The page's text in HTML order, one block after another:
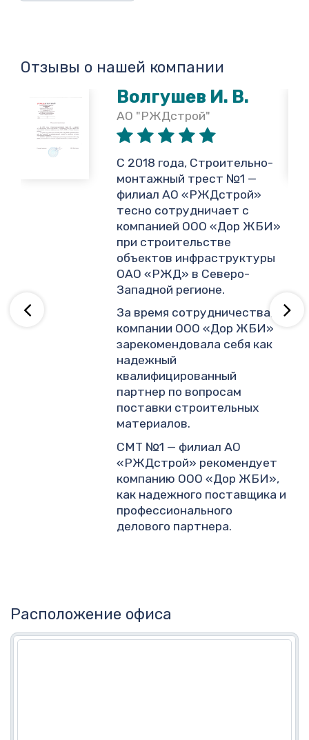
Отзывы о нашей компании
Волгушев И. В.
АО "РЖДстрой"
С 2018 года, Строительно-
монтажный трест №1 —
филиал АО «РЖДстрой»
тесно сотрудничает с
компанией ООО «Дор ЖБИ»
при строительстве
объектов инфраструктуры
ОАО «РЖД» в Северо-
Западной регионе.
За время сотрудничества,
компании ООО «Дор ЖБИ»
зарекомендовала себя как
надежный
квалифицированный
партнер по вопросам
поставки строительных
материалов.
СМТ №1 — филиал АО
«РЖДстрой» рекомендует
компанию ООО «Дор ЖБИ»,
как надежного поставщика и
профессионального
делового партнера.
Расположение офиса